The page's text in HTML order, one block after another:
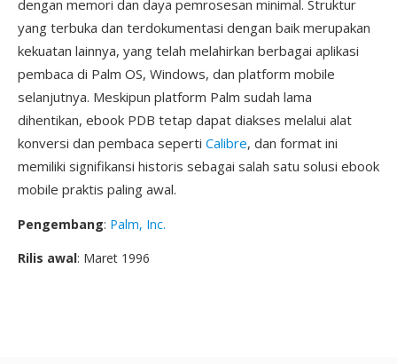
dengan memori dan daya pemrosesan minimal. Struktur
yang terbuka dan terdokumentasi dengan baik merupakan
kekuatan lainnya, yang telah melahirkan berbagai aplikasi
pembaca di Palm OS, Windows, dan platform mobile
selanjutnya. Meskipun platform Palm sudah lama
dihentikan, ebook PDB tetap dapat diakses melalui alat
konversi dan pembaca seperti Calibre, dan format ini
memiliki signifikansi historis sebagai salah satu solusi ebook
mobile praktis paling awal.
Pengembang: Palm, Inc.
Rilis awal: Maret 1996